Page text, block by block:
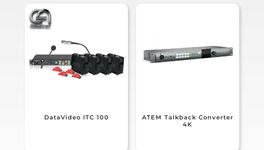
DataVideo ITC 100
ATEM Talkback Converter
4K